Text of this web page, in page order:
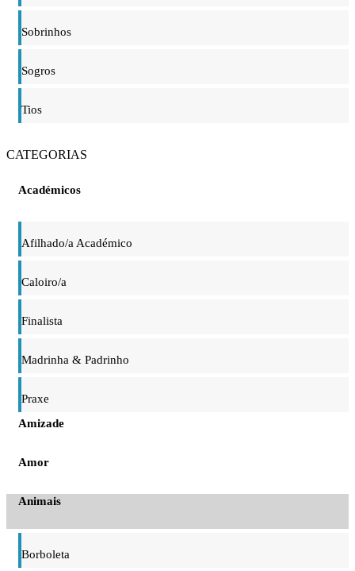
Sobrinhos
Sogros
Tios
CATEGORIAS
Académicos
Afilhado/a Académico
Caloiro/a
Finalista
Madrinha & Padrinho
Praxe
Amizade
Amor
Animais
Borboleta